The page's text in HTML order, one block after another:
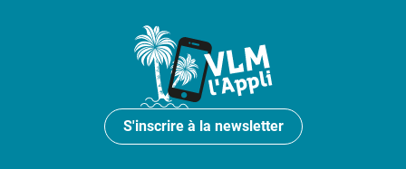
S'inscrire à la newsletter